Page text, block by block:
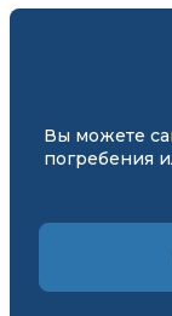
Вы можете
погребения